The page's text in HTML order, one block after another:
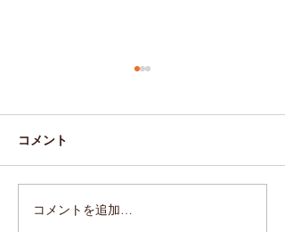
2019.10.31(Thu)
コメント
コメントを追加…